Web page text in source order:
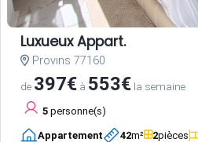
Luxueux Appart.
Provins 77160
de 397€ à 553€ la semaine
5 personne(s)
Appartement 42m² 2pièces